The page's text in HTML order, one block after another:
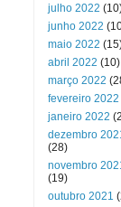
julho 2022
junho 2022
maio 2022
abril 2022 (10)
março 2022
fevereiro 2022
janeiro 2022
dezembro
(28)
novembro
(19)
outubro 2021